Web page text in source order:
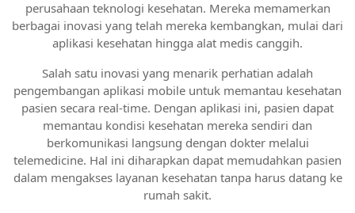
perusahaan teknologi kesehatan. Mereka memamerkan
berbagai inovasi yang telah mereka kembangkan, mulai dari
aplikasi kesehatan hingga alat medis canggih.
Salah satu inovasi yang menarik perhatian adalah
pengembangan aplikasi mobile untuk memantau kesehatan
pasien secara real-time. Dengan aplikasi ini, pasien dapat
memantau kondisi kesehatan mereka sendiri dan
berkomunikasi langsung dengan dokter melalui
telemedicine. Hal ini diharapkan dapat memudahkan pasien
dalam mengakses layanan kesehatan tanpa harus datang ke
rumah sakit.